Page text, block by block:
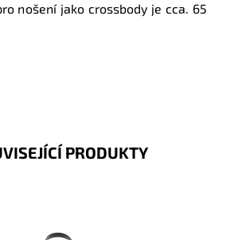
nošení jako crossbody je cca. 65
PRODUKTY